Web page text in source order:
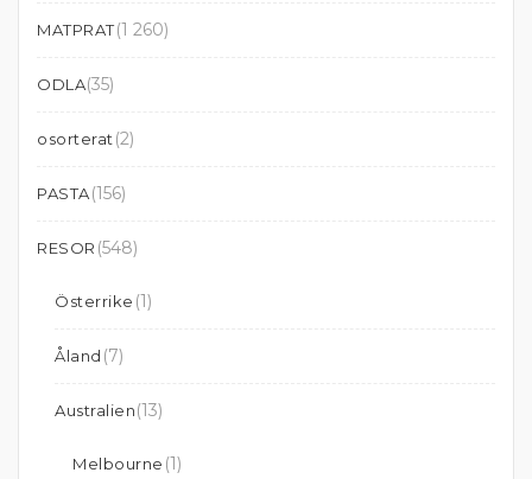
MATPRAT(1 260)
ODLA(35)
osorterat (2)
PASTA(156)
RESOR (548)
Österrike (1)
Åland (7)
Australien(13)
Melbourne (1)